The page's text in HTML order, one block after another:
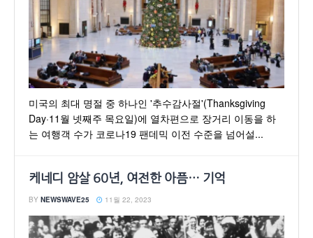
미국의 최대 명절 중 하나인 '추수감사절'(Thanksgiving
Day·11월 넷째주 목요일)에 열차편으로 장거리 이동을 하
는 여행객 수가 코로나19 팬데믹 이전 수준을 넘어설...
케네디 암살 60년, 여전한 아픔… 기억
BY NEWSWAVE25 11월 22, 2023